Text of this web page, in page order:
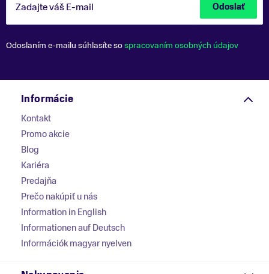
Zadajte váš E-mail Odoslať
Odoslaním e-mailu súhlasíte sospracovaním osobných údajov
Informácie
Kontakt
Promo akcie
Blog
Kariéra
Predajňa
Prečo nakúpiť u nás
Information in English
Informationen auf Deutsch
Információk magyar nyelven